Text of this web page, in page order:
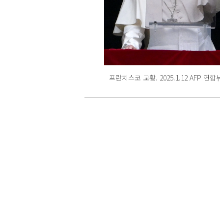
프란치스코 교황. 2025.1.12 AFP 연합